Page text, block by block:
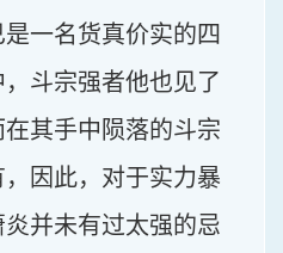
一名货真价实的四
斗宗强者他也见了
其手中陨落的斗宗
因此，对于实力暴
并未有过太强的忌